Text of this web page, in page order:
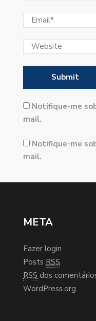
Notifique-me
mail.
Notifique-me
mail.
META
Fazer login
Posts RSS
RSS dos
WordPress.org